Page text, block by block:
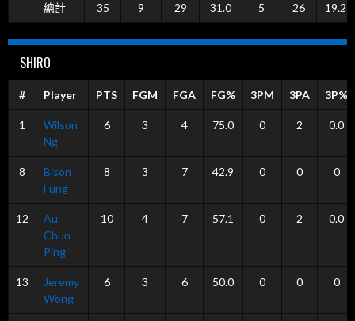
總計 35 9 29 31.0 5 26 19.2
SHIRO
# Player PTS FGM FGA FG% 3PM 3PA 3P%
1
Wilson
Ng
6 3 4 75.0 0 2 0.0
8
Bison
Fung
8 3 7 42.9 0 0 0
12
Au
Chun
Ping
10 4 7 57.1 0 2 0.0
13
Jeremy
Wong
6 3 6 50.0 0 0 0